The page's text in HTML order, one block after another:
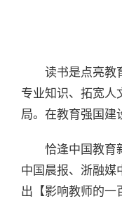
读书是点亮教
专业知识、拓宽人
局。在教育强国建
恰逢中国教育
中国晨报、浙融媒
出【影响教师的一